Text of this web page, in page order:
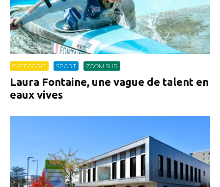
CATEGORIE SPORT ZOOM SUR
Laura Fontaine, une vague de talent en
eaux vives